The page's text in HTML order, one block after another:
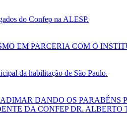
do Confep na ALESP.
EM PARCERIA COM O
da habilitação de São Paulo.
DANDO OS
DA CONFEP DR. ALBERTO